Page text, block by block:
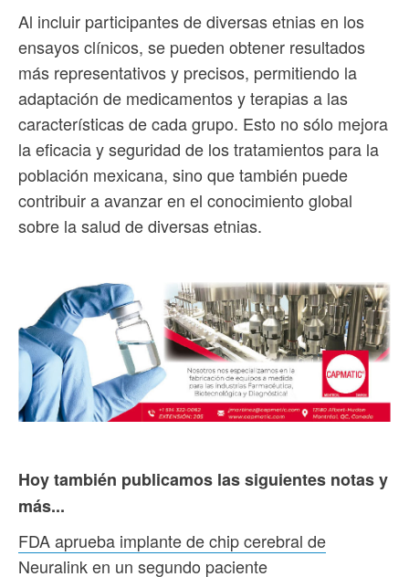
Al incluir participantes de diversas etnias en los
ensayos clínicos, se pueden obtener resultados
más representativos y precisos, permitiendo la
adaptación de medicamentos y terapias a las
características de cada grupo. Esto no sólo mejora
la eficacia y seguridad de los tratamientos para la
población mexicana, sino que también puede
contribuir a avanzar en el conocimiento global
sobre la salud de diversas etnias.
Hoy también publicamos las siguientes notas y
más...
FDA aprueba implante de chip cerebral de
Neuralink en un segundo paciente